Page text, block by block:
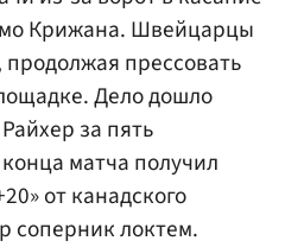
Крижана. Швейцарцы
прессовать
Дело дошло
за пять
матча получил
от канадского
соперник локтем.